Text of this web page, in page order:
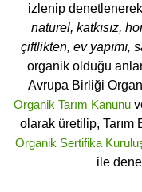
izlenip
naturel, katkısız,
çiftlikten, ev yapımı,
organik olduğu
Avrupa Birliği
Organik Tarım Kanunu
olarak üretilip, Tarım
Organik Sertifika
ile